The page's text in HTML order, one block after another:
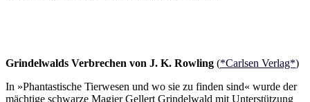
Grindelwalds Verbrechen von J. K. Rowling (*Carlsen Verlag*)
In »Phantastische Tierwesen und wo sie zu finden sind« wurde der
mächtige schwarze Magier Gellert Grindelwald mit Unterstützung